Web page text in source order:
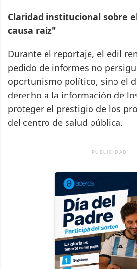
Claridad institucional sobre
causa raíz"
Durante el reportaje, el edil
pedido de informes no
oportunismo político, sino el
derecho a la información de
proteger el prestigio de los
del centro de salud pública.
PUBLICIDAD